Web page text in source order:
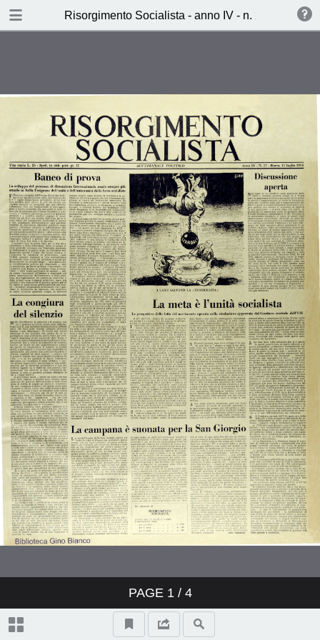
Risorgimento Socialista - anno IV - n. 27 - 11
PAGE 1/ 4
TABLE OF CONTENTS
dell’USI
Il delitto con i calzoni corti (Mario
Ieri, oggi, Domani (Aldo
Sammarco)